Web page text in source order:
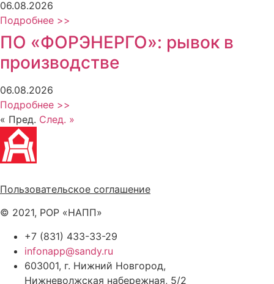
06.08.2026
Подробнее >>
ПО «ФОРЭНЕРГО»: рывок в
производстве
06.08.2026
Подробнее >>
« Пред. След. »
Пользовательское соглашение
© 2021, РОР «НАПП»
+7 (831) 433-33-29
infonapp@sandy.ru
603001, г. Нижний Новгород,
Нижневолжская набережная, 5/2